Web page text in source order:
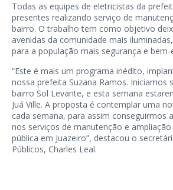
Todas as equipes de eletricistas da
presentes realizando serviço de
bairro. O trabalho tem como objetivo
avenidas da comunidade mais
para a população mais segurança e bem-
“Este é mais um programa inédito,
nossa prefeita Suzana Ramos. Iniciamos
bairro Sol Levante, e esta semana
Juá Ville. A proposta é contemplar uma
cada semana, para assim conseguirmos
nos serviços de manutenção e
pública em Juazeiro”, destacou o
Públicos, Charles Leal.